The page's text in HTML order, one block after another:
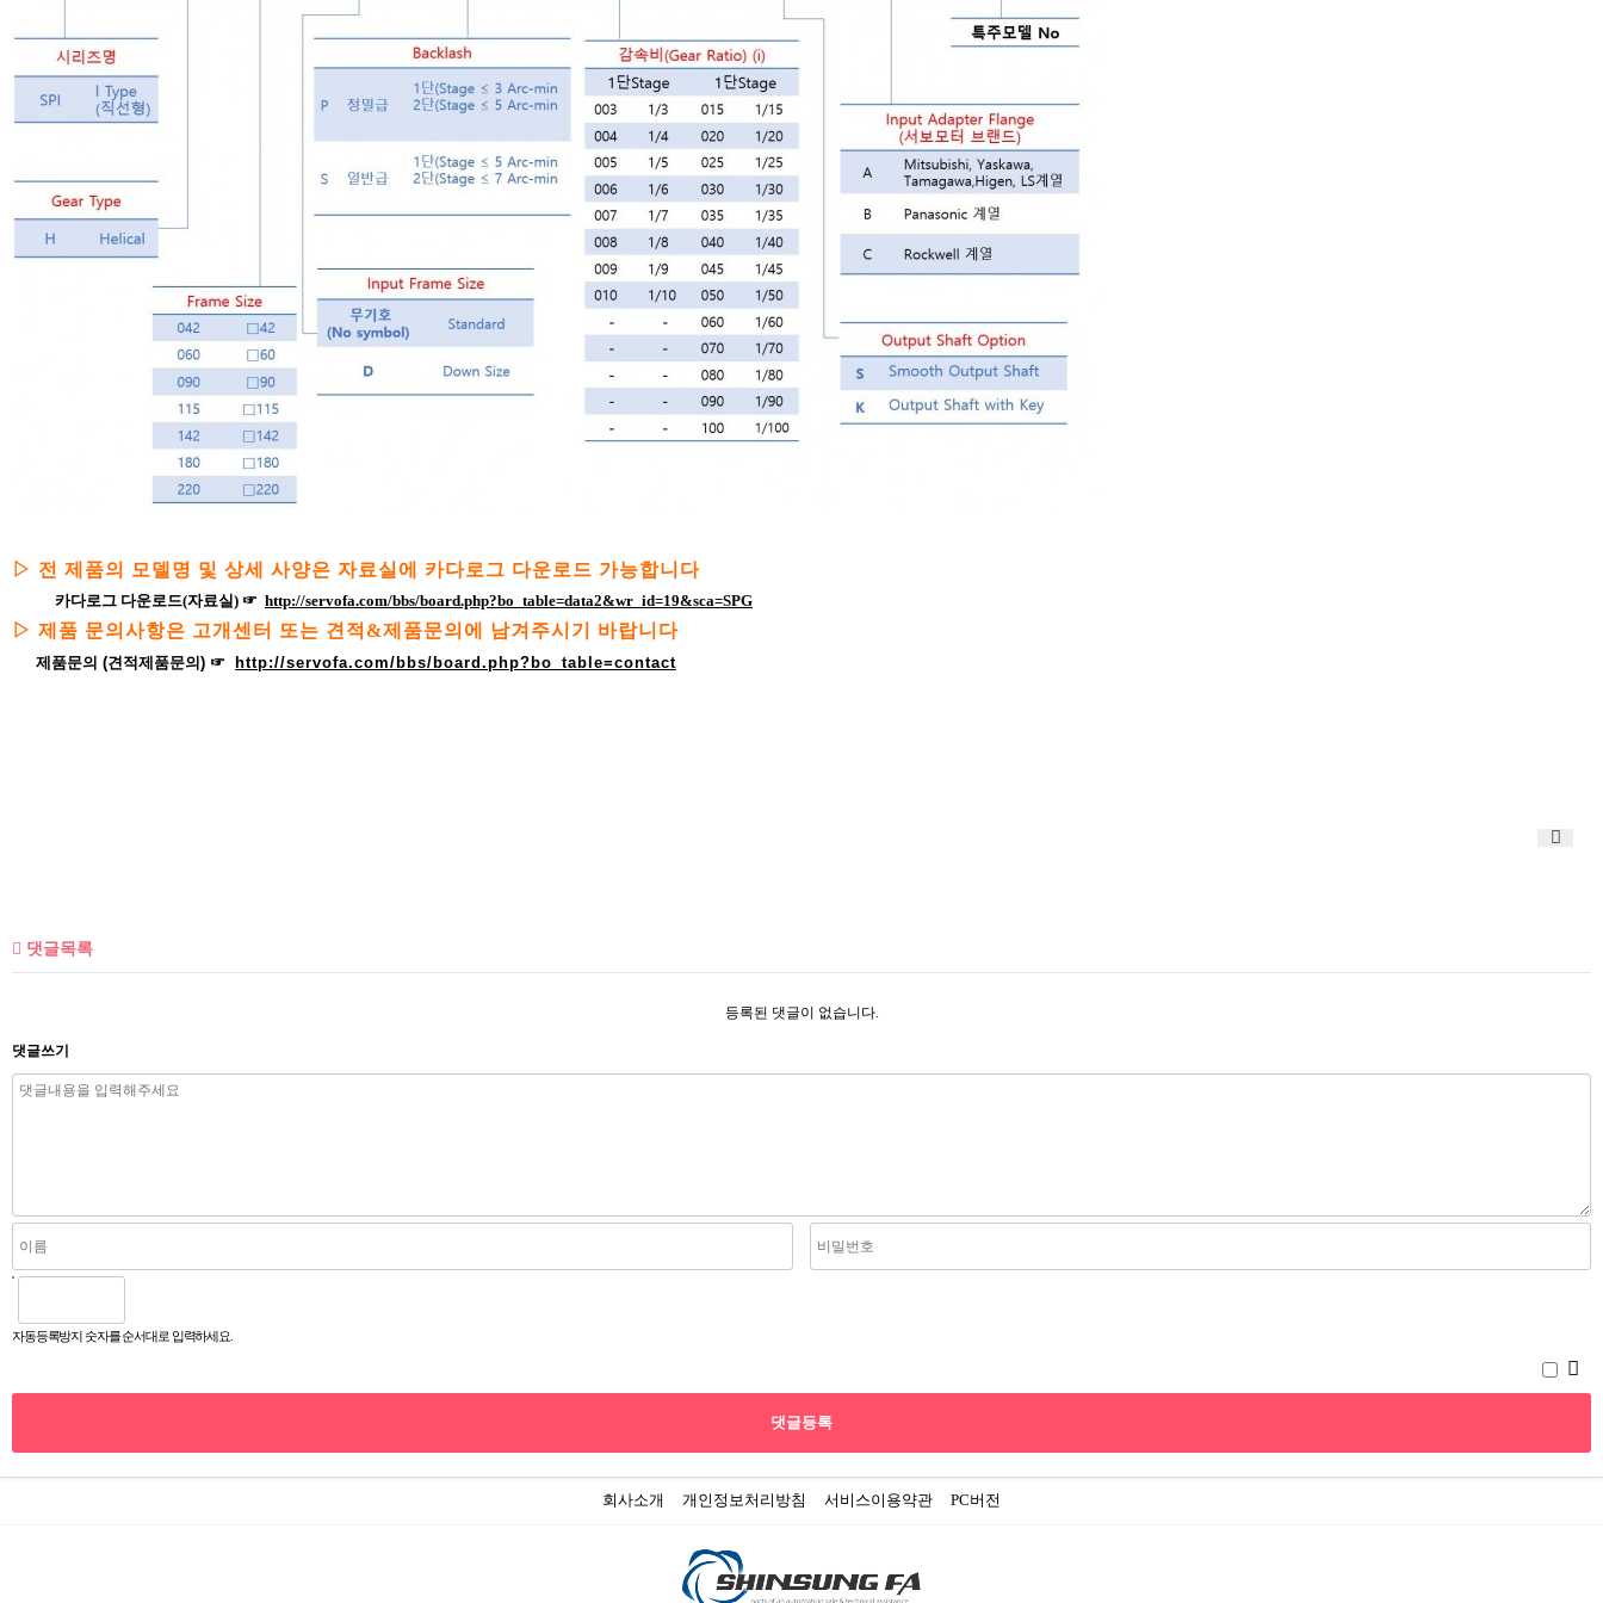
▷ 전 제품의 모델명 및 상세 사양은 자료실에 카다로그 다운로드 가능합니다
카다로그 다운로드(자료실) ☞ http://servofa.com/bbs/board.php?bo_table=data2&wr_id=19&sca=SPG
▷ 제품 문의사항은 고개센터 또는 견적&제품문의에 남겨주시기 바랍니다
제품문의 (견적제품문의) ☞ http://servofa.com/bbs/board.php?bo_table=contact
댓글목록
등록된 댓글이 없습니다.
댓글쓰기
자동등록방지 숫자를 순서대로 입력하세요.
회사소개 개인정보처리방침 서비스이용약관 PC버전